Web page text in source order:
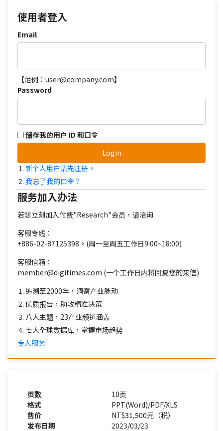
使用者登入
Email
【范例：user@company.com】
Password
储存我的用户 ID 和口令
Login
新个人用户请先注册。
我忘了我的口令？
服务加入办法
若想立刻加入付费"Research"会员，请洽询
客服专线：
+886-02-87125398。(周一至周五工作日9:00~18:00)
客服信箱：
member@digitimes.com (一个工作日内将回复您的来信)
追溯至2000年，洞察产业脉动
优质报告，助攻精准决策
八大主题，23产业频道涵盖
七大全球数据库，掌握市场趋势
专人服务
页数
10页
格式
PPT(Word)/PDF/XLS
售价
NT$31,500元（税）
发布日期
2023/03/23